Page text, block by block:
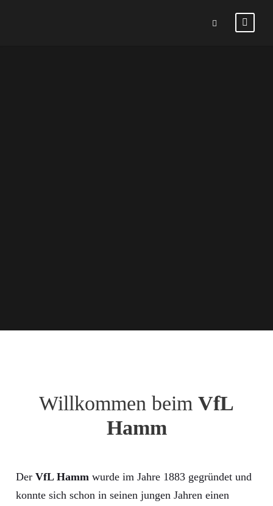
Willkommen beim VfL
Hamm
Der VfL Hamm wurde im Jahre 1883 gegründet und
konnte sich schon in seinen jungen Jahren einen